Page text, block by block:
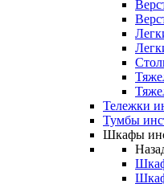
Тележки
Тумбы
Шкафы